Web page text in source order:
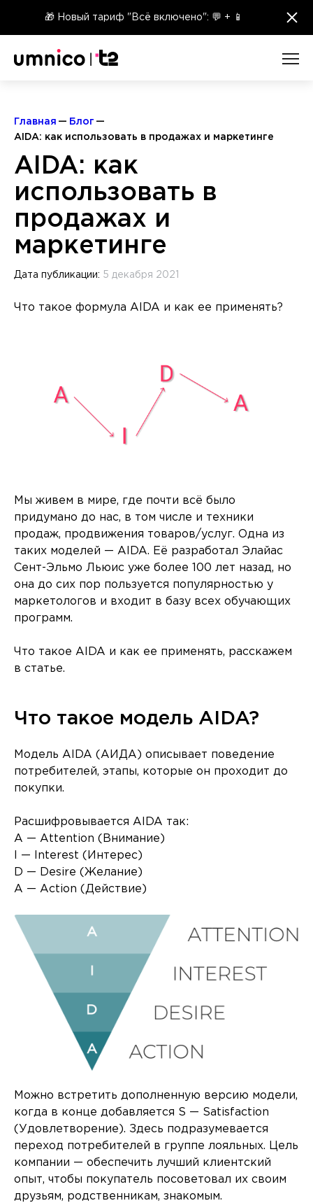
🎁 Новый тариф "Всё включено": 💬 + 📱 ×
Главная
Блог
AIDA: как использовать в продажах и маркетинге
AIDA: как
использовать в
продажах и
маркетинге
Дата публикации: 5 декабря 2021
Что такое формула AIDA и как ее применять?
Мы живем в мире, где почти всё было
придумано до нас, в том числе и техники
продаж, продвижения товаров/услуг. Одна из
таких моделей — AIDA. Её разработал Элайас
Сент-Эльмо Льюис уже более 100 лет назад, но
она до сих пор пользуется популярностью у
маркетологов и входит в базу всех обучающих
программ.
Что такое AIDA и как ее применять, расскажем
в статье.
Что такое модель AIDA?
Модель AIDA (АИДА) описывает поведение
потребителей, этапы, которые он проходит до
покупки.
Расшифровывается AIDA так:
A — Attention (Внимание)
I — Interest (Интерес)
D — Desire (Желание)
A — Action (Действие)
Можно встретить дополненную версию модели,
когда в конце добавляется S — Satisfaction
(Удовлетворение). Здесь подразумевается
переход потребителей в группе лояльных. Цель
компании — обеспечить лучший клиентский
опыт, чтобы покупатель посоветовал их своим
друзьям, родственникам, знакомым.